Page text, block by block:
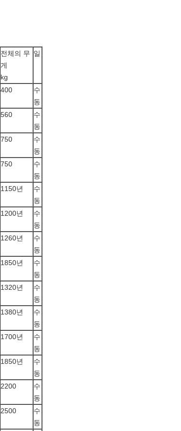
전체의 무
게
kg
일
400
수
동
560
수
동
750
수
동
750
수
동
1150년
수
동
1200년
수
동
1260년
수
동
1850년
수
동
1320년
수
동
1380년
수
동
1700년
수
동
1850년
수
동
2200
수
동
2500
수
동